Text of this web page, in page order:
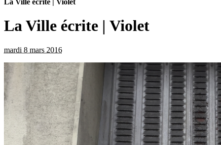
La Ville écrite | Violet
La Ville écrite | Violet
mardi 8 mars 2016